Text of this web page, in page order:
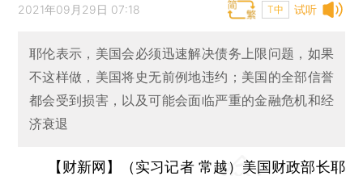
试听
2021年09月29日 07:18 T中
耶伦表示，美国会必须迅速解决债务上限问题，如果
不这样做，美国将史无前例地违约；美国的全部信誉
都会受到损害，以及可能会面临严重的金融危机和经
济衰退
【财新网】（实习记者 常越） 美国财政部长耶